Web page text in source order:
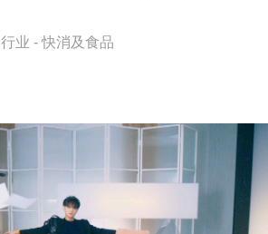
行业 -快消及食品